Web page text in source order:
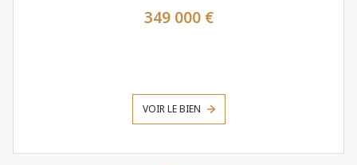
349 000 €
VOIR LE BIEN